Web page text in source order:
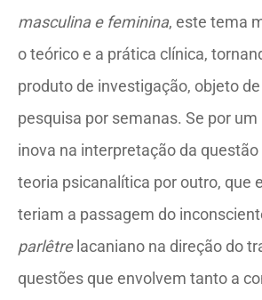
masculina e feminina, este tema
o teórico e a prática clínica,
produto de investigação, objeto
pesquisa por semanas. Se por um
inova na interpretação da
teoria psicanalítica por outro, que
teriam a passagem do
parlêtrelacaniano na direção do
questões que envolvem tanto a